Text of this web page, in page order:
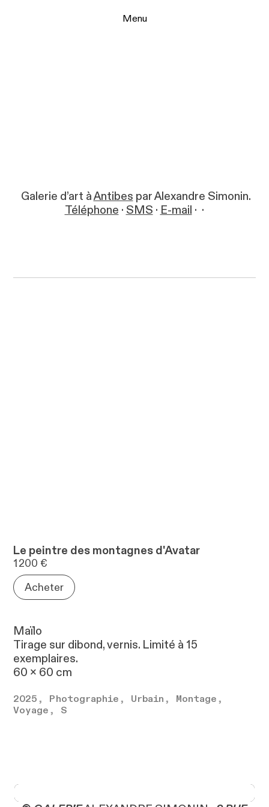
Menu
Galerie d’art àAntibespar Alexandre Simonin.
Téléphone·SMS·E-mail· ·
Le peintre des montagnes d'Avatar
Maïlo
Tirage sur dibond, vernis. Limité à 15
exemplaires.
60 x 60 cm
2025, Photographie, Urbain, Montage,
Voyage, S